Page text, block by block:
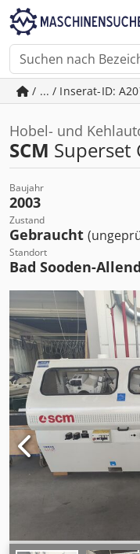
/ ... / Inserat-ID:
Hobel- und
SCM Superset
Baujahr
2003
Zustand
Gebraucht
Standort
Bad Sooden-